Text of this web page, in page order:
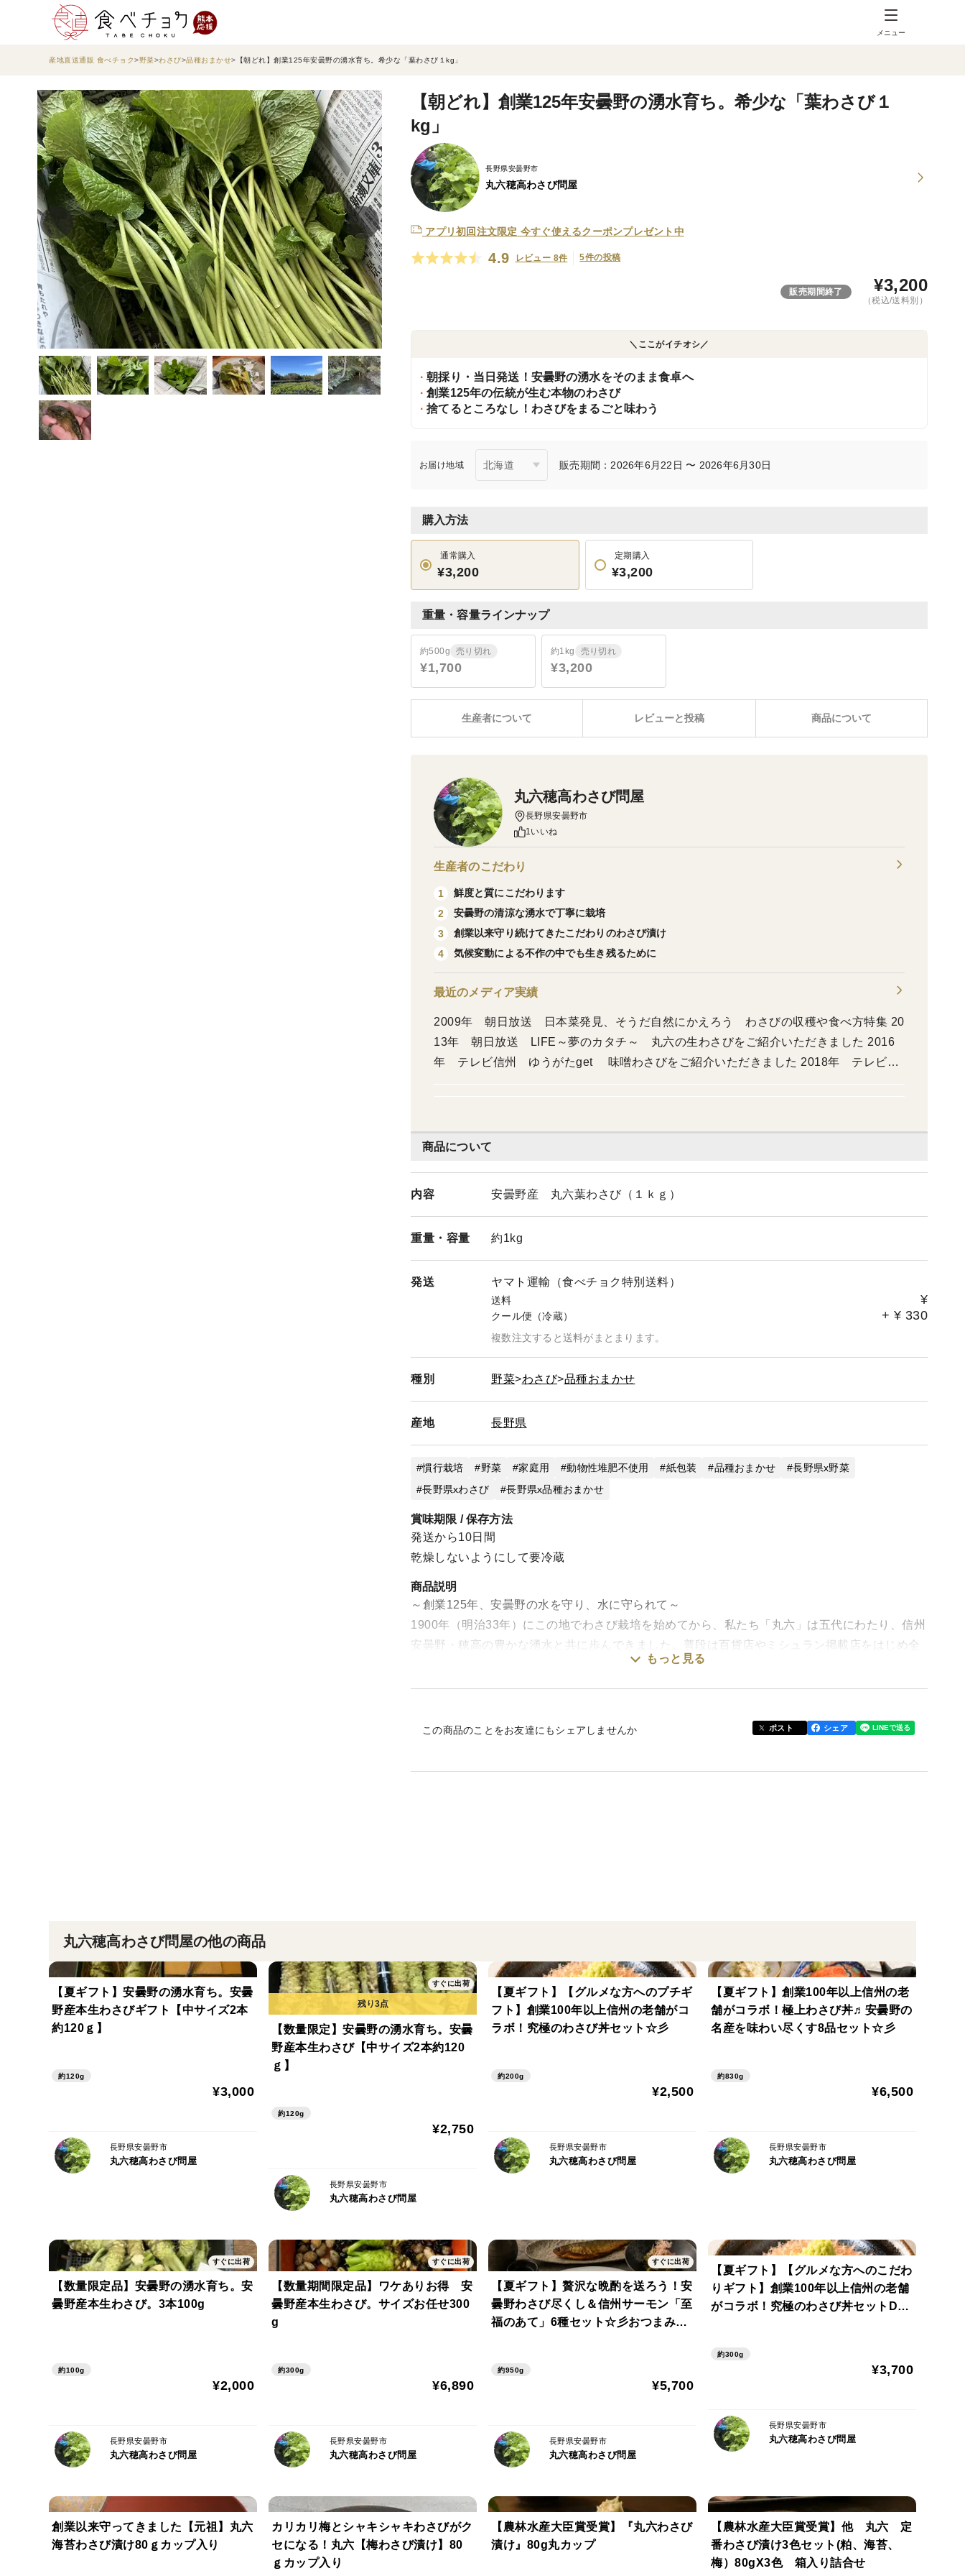
メニュー
産地直送通販 食べチョク 野菜 わさび 品種おまかせ 【朝どれ】創業125年安曇野の湧水育ち。希少な「葉わさび１kg」
【朝どれ】創業125年安曇野の湧水育ち。希少な「葉わさび１
kg」
長野県安曇野市
丸六穂高わさび問屋
アプリ初回注文限定 今すぐ使えるクーポンプレゼント中
4.9 レビュー 8件 5件の投稿
販売期間終了 ¥3,200
（税込/送料別）
＼ここがイチオシ／
朝採り・当日発送！安曇野の湧水をそのまま食卓へ
創業125年の伝統が生む本物のわさび
捨てるところなし！わさびをまるごと味わう
お届け地域 販売期間：2026年6月22日 〜 2026年6月30日
購入方法
通常購入
¥3,200
定期購入
¥3,200
重量・容量ラインナップ
約500g 売り切れ
¥1,700
約1kg 売り切れ
¥3,200
レビューと投稿 商品について
生産者について
商品について
内容 安曇野産 丸六葉わさび（１ｋｇ）
重量・ 容量 約1kg
発送 ヤマト運輸（食べチョク特別送料）
送料 ¥
クール便（冷蔵） + ¥ 330
複数注文すると送料がまとまります。
種別 野菜 わさび 品種おまかせ
産地 長野県
慣行栽培 野菜 家庭用 動物性堆肥不使用 紙包装 品種おまかせ
長野県x野菜
長野県xわさび
長野県x品種おまかせ
賞味期限 / 保存方法
発送から10日間
乾燥しないようにして要冷蔵
商品説明
～創業125年、安曇野の水を守り、水に守られて～
1900年（明治33年）にこの地でわさび栽培を始めてから、私たち「丸六」は五代にわたり、信州
安曇野・穂高の豊かな湧水と共に歩んできました。普段は百貨店やミシュラン掲載店をはじめ全
国の一流飲食店様向けにお届けしている「本物のわさび」を、鮮度そのままにご家庭へお届けし
昨年の猛暑により植わっていたわさびがだめになってしまいました。
～私たちのこだわり～
環境とわさびに負担をかけず、おいしく育て、お客様の笑顔につなげることを大切にしていま
す。収穫当日の発送にこだわり、冷蔵庫の中でも成長し続けるほどの生命力をお届けします。
葉付きの茎わさび：１ｋｇ
（朝、柔らかなものを収穫し、その日のうちに発送いたします）
てのご飯や酢飯に混ぜるのもおすすめです。
【鮮度を保つ保存方法】
乾燥を防ぐため新聞紙に包んでビニール袋に入れ、冷蔵庫の冷えている場所へ。
※葉がしんなりした場合は、一度冷水に放つとシャキッと元気に蘇ります。調理前にお試しくだ
つーんと辛くて風味抜群！
天然記念物ホトケドジョウやカジカも生息する清涼な畑と水で育っています
お料理好き
もっと見る
この商品のことをお友達にもシェアしませんか ポスト シェア
丸六穂高わさび問屋
長野県安曇野市
1いいね
生産者のこだわり
1
鮮度と質にこだわります
2
安曇野の清涼な湧水で丁寧に栽培
3
創業以来守り続けてきたこだわりのわさび漬け
4
気候変動による不作の中でも生き残るために
最近のメディア実績
2009年 朝日放送 日本菜発見、そうだ自然にかえろう わさびの収穫や食べ方特集 20
13年 朝日放送 LIFE～夢のカタチ～ 丸六の生わさびをご紹介いただきました 2016
年 テレビ信州 ゆうがたget 味噌わさびをご紹介いただきました 2018年 テレビ信
多数
丸六穂高わさび問屋の他の商品
【夏ギフト】安曇野の湧水育ち。安曇
野産本生わさびギフト【中サイズ2本
約120ｇ】
約120g
¥3,000
長野県安曇野市
丸六穂高わさび問屋
すぐに出荷
【数量限定】安曇野の湧水育ち。安曇
野産本生わさび【中サイズ2本約120
ｇ】
約120g
¥2,750
長野県安曇野市
丸六穂高わさび問屋
【夏ギフト】【グルメな方へのプチギ
フト】創業100年以上信州の老舗がコ
ラボ！究極のわさび丼セット☆彡
約200g
¥2,500
長野県安曇野市
丸六穂高わさび問屋
【夏ギフト】創業100年以上信州の老
舗がコラボ！極上わさび丼♬安曇野の
名産を味わい尽くす8品セット☆彡
約830g
¥6,500
長野県安曇野市
丸六穂高わさび問屋
すぐに出荷
【数量限定品】安曇野の湧水育ち。安
曇野産本生わさび。3本100g
約100g
¥2,000
長野県安曇野市
丸六穂高わさび問屋
すぐに出荷
【数量期間限定品】ワケありお得 安
曇野産本生わさび。サイズお任せ300
g
約300g
¥6,890
長野県安曇野市
丸六穂高わさび問屋
すぐに出荷
【夏ギフト】贅沢な晩酌を送ろう！安
曇野わさび尽くし＆信州サーモン「至
福のあて」6種セット☆彡おつまみギ
約950g
¥5,700
長野県安曇野市
丸六穂高わさび問屋
【夏ギフト】【グルメな方へのこだわ
りギフト】創業100年以上信州の老舗
がコラボ！究極のわさび丼セットDX
約300g
¥3,700
長野県安曇野市
丸六穂高わさび問屋
創業以来守ってきました【元祖】丸六
海苔わさび漬け80ｇカップ入り
カリカリ梅とシャキシャキわさびがク
セになる！丸六【梅わさび漬け】80
ｇカップ入り
【農林水産大臣賞受賞】『丸六わさび
漬け』80g丸カップ
【農林水産大臣賞受賞】他 丸六 定
番わさび漬け3色セット(粕、海苔、
梅）80gX3色 箱入り詰合せ